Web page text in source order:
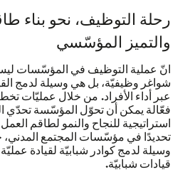
رحلة التوظيف، نحو بناء
والتميز المؤسّسي
انّ عملية التوظيف في المؤسّسات
شواغر وظيفيّة، بل هي وسيلة لدمج
عبر أداء الأفراد. من خلال عمليّات
فعّالة يمكن أن تحوّل المؤسّسة تحدّي
استراتيجية للنجاح والنمو لطاقم
تحديدًا في مؤسّسات المجتمع
وسيلة لدمج كوادر شبابيّة لقيادة
قيادات شبابيّة.